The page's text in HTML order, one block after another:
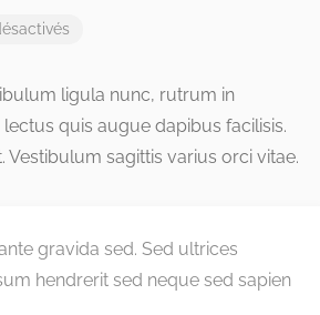
ligula nunc, rutrum in
quis augue dapibus facilisis.
sagittis varius orci vitae.
gravida sed. Sed ultrices
hendrerit sed neque sed sapien